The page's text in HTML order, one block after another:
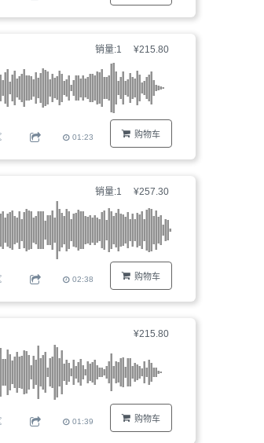
销量:1 ¥215.80
购物车
01:23
销量:1 ¥257.30
购物车
02:38
¥215.80
购物车
01:39